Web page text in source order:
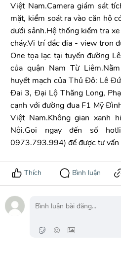
Việt Nam.Camera giám sát
mặt, kiểm soát ra vào căn hộ
dưới sảnh.Hệ thống kiểm tra
cháy.Vị trí đắc địa - view trọn
One tọa lạc tại tuyến đường
của quận Nam Từ
huyết mạch của Thủ Đô: Lê
Đai 3, Đại Lộ Thăng Long,
cạnh với đường đua F1 Mỹ
Việt Nam.Không gian xanh
Nội.Gọi ngay đến số
0973.793.994) để được tư vấn